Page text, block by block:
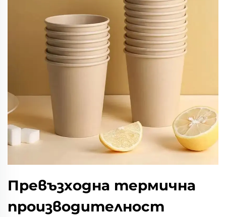
Превъзходна термична
производителност